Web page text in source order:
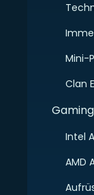
Mini-
Clan
Intel
AMD